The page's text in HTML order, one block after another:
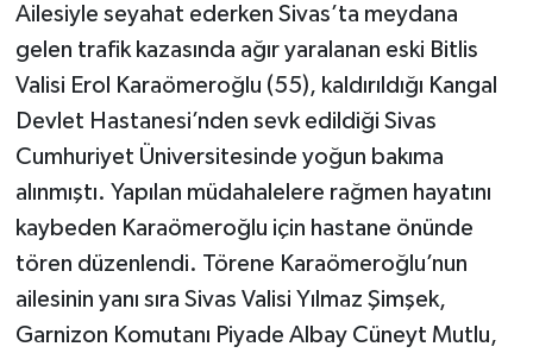
Ailesiyle seyahat ederken Sivas’ta meydana
gelen trafik kazasında ağır yaralanan eski Bitlis
Valisi Erol Karaömeroğlu (55), kaldırıldığı Kangal
Devlet Hastanesi’nden sevk edildiği Sivas
Cumhuriyet Üniversitesinde yoğun bakıma
alınmıştı. Yapılan müdahalelere rağmen hayatını
kaybeden Karaömeroğlu için hastane önünde
tören düzenlendi. Törene Karaömeroğlu’nun
ailesinin yanı sıra Sivas Valisi Yılmaz Şimşek,
Garnizon Komutanı Piyade Albay Cüneyt Mutlu,